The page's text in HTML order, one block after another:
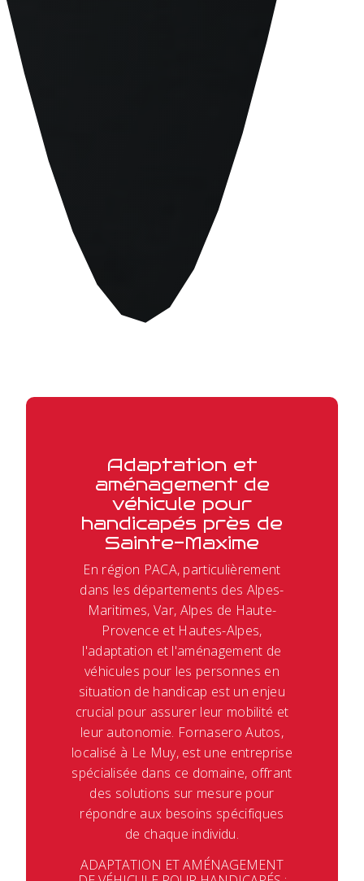
Adaptation et
aménagement de
véhicule pour
handicapés près de
Sainte-Maxime
En région PACA, particulièrement
dans les départements des Alpes-
Maritimes, Var, Alpes de Haute-
Provence et Hautes-Alpes,
l'adaptation et l'aménagement de
véhicules pour les personnes en
situation de handicap est un enjeu
crucial pour assurer leur mobilité et
leur autonomie. Fornasero Autos,
localisé à Le Muy, est une entreprise
spécialisée dans ce domaine, offrant
des solutions sur mesure pour
répondre aux besoins spécifiques
de chaque individu.
ADAPTATION ET AMÉNAGEMENT